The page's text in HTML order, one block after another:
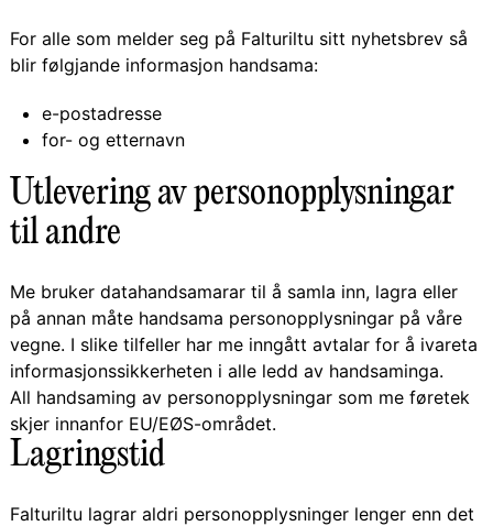
For alle som melder seg på Falturiltu sitt nyhetsbrev så
blir følgjande informasjon handsama:
e-postadresse
for- og etternavn
Utlevering av personopplysningar
til andre
Me bruker datahandsamarar til å samla inn, lagra eller
på annan måte handsama personopplysningar på våre
vegne. I slike tilfeller har me inngått avtalar for å ivareta
informasjonssikkerheten i alle ledd av handsaminga.
All handsaming av personopplysningar som me føretek
skjer innanfor EU/EØS-området.
Lagringstid
Falturiltu lagrar aldri personopplysninger lenger enn det